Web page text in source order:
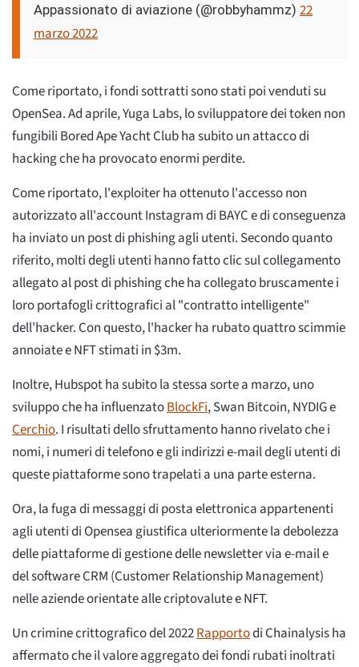
Appassionato di aviazione (@robbyhammz) 22
marzo 2022
Come riportato, i fondi sottratti sono stati poi venduti su
OpenSea. Ad aprile, Yuga Labs, lo sviluppatore dei token non
fungibili Bored Ape Yacht Club ha subito un attacco di
hacking che ha provocato enormi perdite.
Come riportato, l'exploiter ha ottenuto l'accesso non
autorizzato all'account Instagram di BAYC e di conseguenza
ha inviato un post di phishing agli utenti. Secondo quanto
riferito, molti degli utenti hanno fatto clic sul collegamento
allegato al post di phishing che ha collegato bruscamente i
loro portafogli crittografici al "contratto intelligente"
dell'hacker. Con questo, l'hacker ha rubato quattro scimmie
annoiate e NFT stimati in $3m.
Inoltre, Hubspot ha subito la stessa sorte a marzo, uno
sviluppo che ha influenzatoBlockFi, Swan Bitcoin, NYDIG e
Cerchio. I risultati dello sfruttamento hanno rivelato che i
nomi, i numeri di telefono e gli indirizzi e-mail degli utenti di
queste piattaforme sono trapelati a una parte esterna.
Ora, la fuga di messaggi di posta elettronica appartenenti
agli utenti di Opensea giustifica ulteriormente la debolezza
delle piattaforme di gestione delle newsletter via e-mail e
del software CRM (Customer Relationship Management)
nelle aziende orientate alle criptovalute e NFT.
Un crimine crittografico del 2022Rapportodi Chainalysis ha
affermato che il valore aggregato dei fondi rubati inoltrati